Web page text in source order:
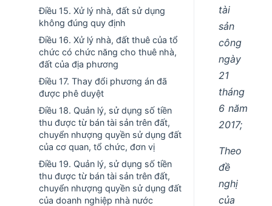
Điều 15. Xử lý nhà, đất sử dụng
không đúng quy định
Điều 16. Xử lý nhà, đất thuê của tổ
chức có chức năng cho thuê nhà,
đất của địa phương
Điều 17. Thay đổi phương án đã
được phê duyệt
Điều 18. Quản lý, sử dụng số tiền
thu được từ bán tài sản trên đất,
chuyển nhượng quyền sử dụng đất
của cơ quan, tổ chức, đơn vị
Điều 19. Quản lý, sử dụng số tiền
thu được từ bán tài sản trên đất,
chuyển nhượng quyền sử dụng đất
của doanh nghiệp nhà nước
tài
sản
công
ngày
21
tháng
6 năm
2017;
Theo
đề
nghị
của